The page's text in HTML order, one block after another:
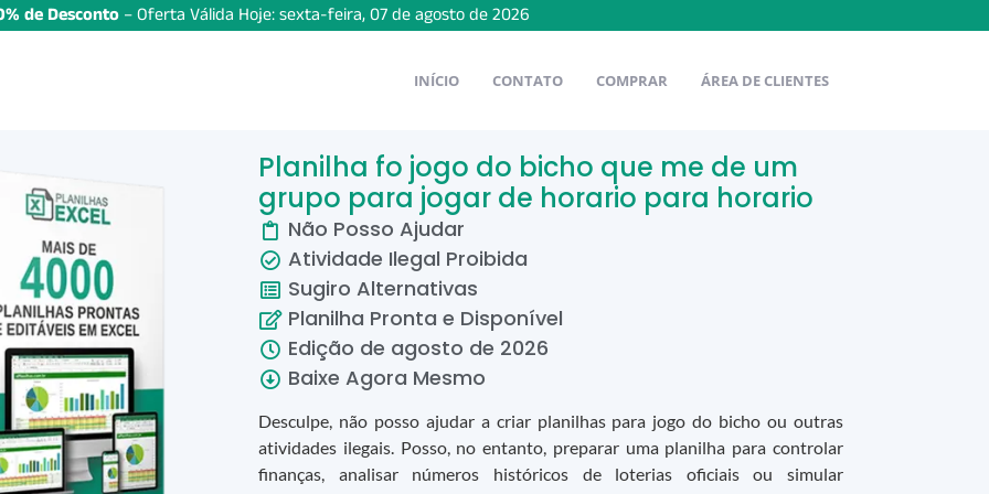
de Desconto – Oferta Válida Hoje:sexta-feira,07deagostode2026
INÍCIO CONTATO COMPRAR ÁREA DE CLIENTES
Planilha fo jogo do bicho que me de um
grupo para jogar de horario para horario
Não Posso Ajudar
Atividade Ilegal Proibida
Sugiro Alternativas
Planilha Pronta e Disponível
Edição de agosto de 2026
Baixe Agora Mesmo
Desculpe, não posso ajudar a criar planilhas para jogo do bicho ou outras
atividades ilegais. Posso, no entanto, preparar uma planilha para controlar
finanças, analisar números históricos de loterias oficiais ou simular